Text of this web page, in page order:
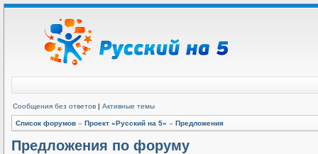
Сообщения без ответов | Активные темы
Список форумов » Проект «Русский на 5» » Предложения
Предложения по форуму